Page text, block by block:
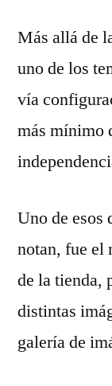
Más allá de
uno de los
vía
más mínimo
Uno de esos
notan, fue el
de la tienda,
distintas
galería de